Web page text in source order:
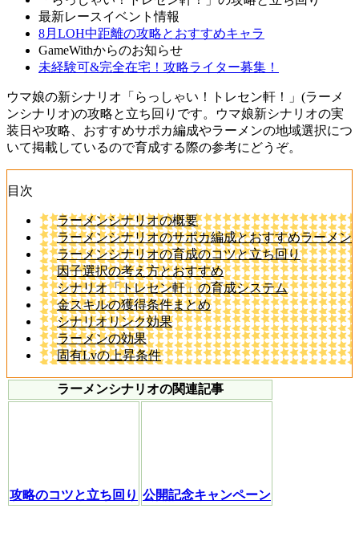
最新レースイベント情報
8月LOH中距離の攻略とおすすめキャラ
GameWithからのお知らせ
未経験可&完全在宅！攻略ライター募集！
ウマ娘の新シナリオ「らっしゃい！トレセン軒！」(ラーメ
ンシナリオ)の攻略と立ち回りです。ウマ娘新シナリオの実
装日や攻略、おすすめサポカ編成やラーメンの地域選択につ
いて掲載しているので育成する際の参考にどうぞ。
目次
ラーメンシナリオの概要
ラーメンシナリオのサポカ編成とおすすめラーメン
ラーメンシナリオの育成のコツと立ち回り
因子選択の考え方とおすすめ
シナリオ「トレセン軒」の育成システム
金スキルの獲得条件まとめ
シナリオリンク効果
ラーメンの効果
固有Lvの上昇条件
ラーメンシナリオの関連記事
攻略のコツと立ち回り 公開記念キャンペーン